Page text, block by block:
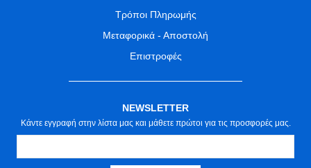
Τρόποι Πληρωμής
Μεταφορικά - Αποστολή
Επιστροφές
NEWSLETTER
Κάντε εγγραφή στην λίστα μας και μάθετε πρώτοι για τις προσφορές μας.